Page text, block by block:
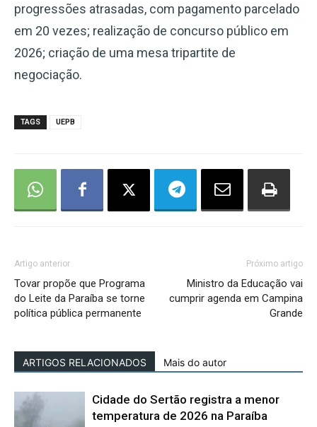
progressões atrasadas, com pagamento parcelado
em 20 vezes; realização de concurso público em
2026; criação de uma mesa tripartite de
negociação.
TAGS UEPB
Artigo anterior
Tovar propõe que Programa
do Leite da Paraíba se torne
política pública permanente
Próximo artigo
Ministro da Educação vai
cumprir agenda em Campina
Grande
ARTIGOS RELACIONADOS Mais do autor
Cidade do Sertão registra a menor
temperatura de 2026 na Paraíba